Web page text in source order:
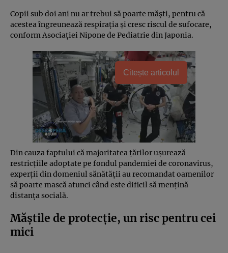
Copii sub doi ani nu ar trebui să poarte măşti, pentru că
acestea îngreunează respiraţia şi cresc riscul de sufocare,
conform Asociaţiei Nipone de Pediatrie din Japonia.
Citește articolul
Din cauza faptului că majoritatea ţărilor uşurează
restricţiile adoptate pe fondul pandemiei de coronavirus,
experţii din domeniul sănătăţii au recomandat oamenilor
să poarte mască atunci când este dificil să menţină
distanţa socială.
Măştile de protecţie, un risc pentru cei
mici